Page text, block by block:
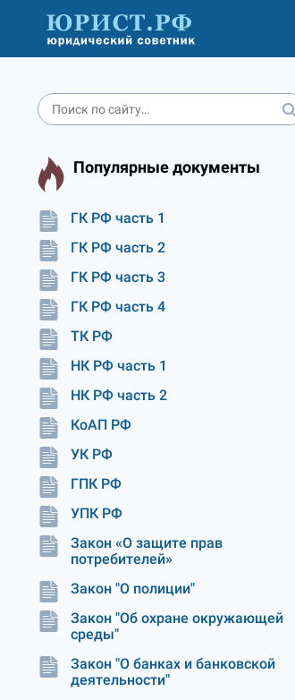
Популярные документы
ГК РФ часть 1
ГК РФ часть 2
ГК РФ часть 3
ГК РФ часть 4
ТК РФ
НК РФ часть 1
НК РФ часть 2
КоАП РФ
УК РФ
ГПК РФ
УПК РФ
Закон «О защите прав
потребителей»
Закон "О полиции"
Закон "Об охране окружающей
среды"
Закон "О банках и банковской
деятельности"